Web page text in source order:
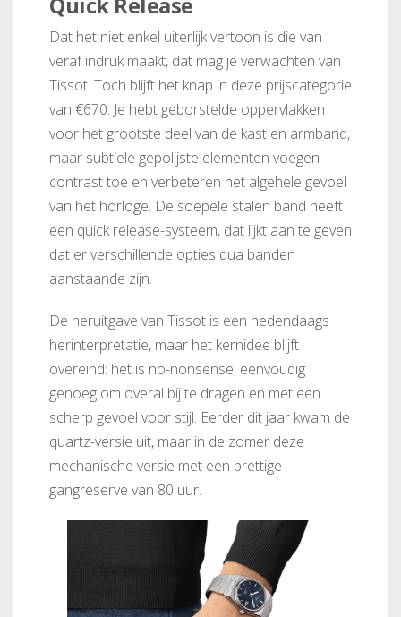
Dat het niet enkel uiterlijk vertoon is die van
veraf indruk maakt, dat mag je verwachten van
Tissot. Toch blijft het knap in deze prijscategorie
van €670. Je hebt geborstelde oppervlakken
voor het grootste deel van de kast en armband,
maar subtiele gepolijste elementen voegen
contrast toe en verbeteren het algehele gevoel
van het horloge. De soepele stalen band heeft
een quick release-systeem, dat lijkt aan te geven
dat er verschillende opties qua banden
aanstaande zijn.
De heruitgave van Tissot is een hedendaags
herinterpretatie, maar het kernidee blijft
overeind: het is no-nonsense, eenvoudig
genoeg om overal bij te dragen en met een
scherp gevoel voor stijl. Eerder dit jaar kwam de
quartz-versie uit, maar in de zomer deze
mechanische versie met een prettige
gangreserve van 80 uur.